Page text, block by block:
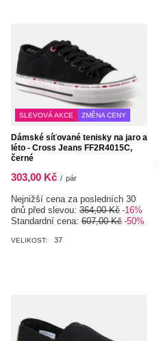
SLEVOVÁ AKCE ZMĚNA CENY
Dámské síťované tenisky na jaro a
léto - Cross Jeans FF2R4015C,
černé
303,00 Kč / pár
Nejnižší cena za posledních 30
dnů před slevou: 364,00 Kč -16%
Standardní cena: 607,00 Kč -50%
VELIKOST: 37